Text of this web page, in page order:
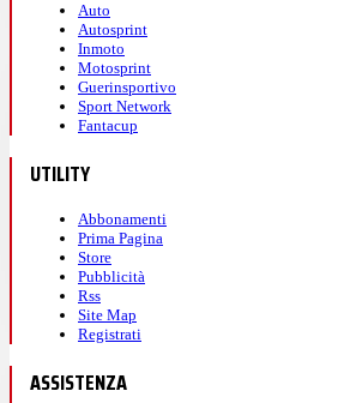
Auto
Autosprint
Inmoto
Motosprint
Guerinsportivo
Sport Network
Fantacup
UTILITY
Abbonamenti
Prima Pagina
Store
Pubblicità
Rss
Site Map
Registrati
ASSISTENZA